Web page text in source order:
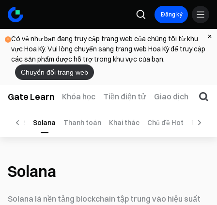
Đăng ký
Có vẻ như bạn đang truy cập trang web của chúng tôi từ khu
vực Hoa Kỳ. Vui lòng chuyển sang trang web Hoa Kỳ để truy cập
các sản phẩm được hỗ trợ trong khu vực của bạn.
Chuyển đổi trang web
Gate Learn Khóa học Tiền điện tử Giao dịch Web3
Layer 2 Solana Thanh toán Khai thác Chủ đề Hot P2P
Solana
Solana là nền tảng blockchain tập trung vào hiệu suất